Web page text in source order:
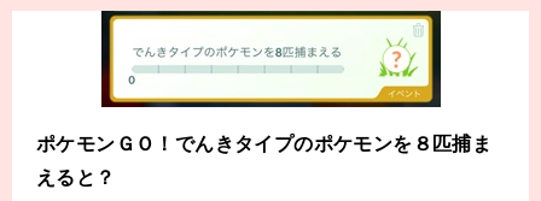
ポケモンＧＯ！でんきタイプのポケモンを８匹捕ま
えると？